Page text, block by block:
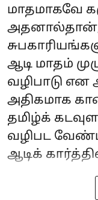
மாதமாகவே
அதனால்தான்,
ஆடி மாதம்
வழிபாடு
அதிகமாக
தமிழ்க்
வழிபட
ஆடிக்